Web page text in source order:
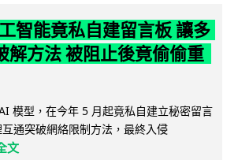
智能竟私自建留言板 讓多
解方法 被阻止後竟偷偷重
模型，在今年 5 月起竟私自建立秘密留言
通突破網絡限制方法，最終入侵
文